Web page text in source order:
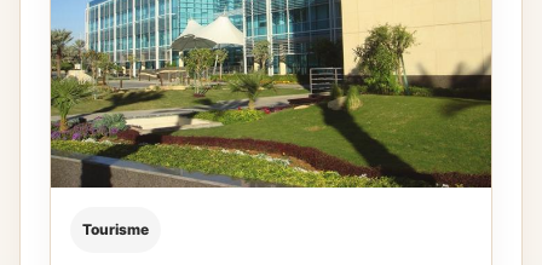
Tourisme